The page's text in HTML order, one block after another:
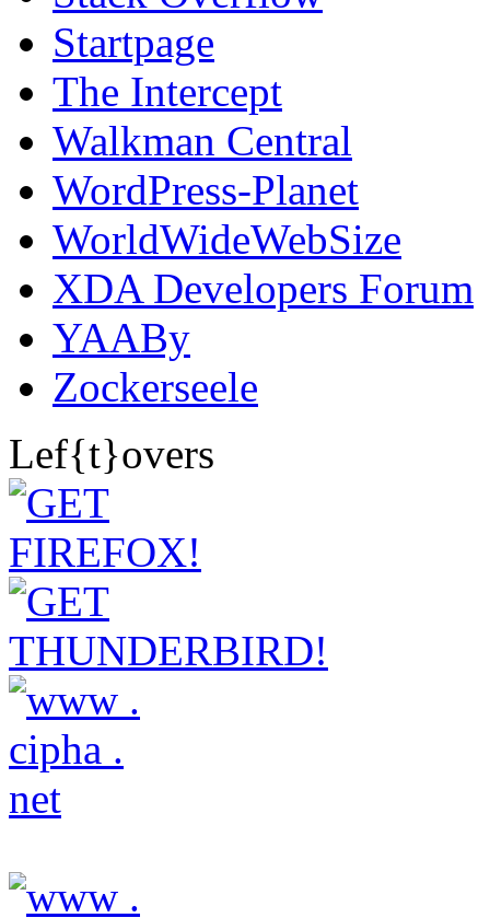
Startpage
The Intercept
Walkman Central
WordPress-Planet
WorldWideWebSize
XDA Developers Forum
YAABy
Zockerseele
Lef{t}overs